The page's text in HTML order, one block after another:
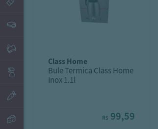
class home
Bule Termica Class Home
Inox 1.1l
R$ 99,59